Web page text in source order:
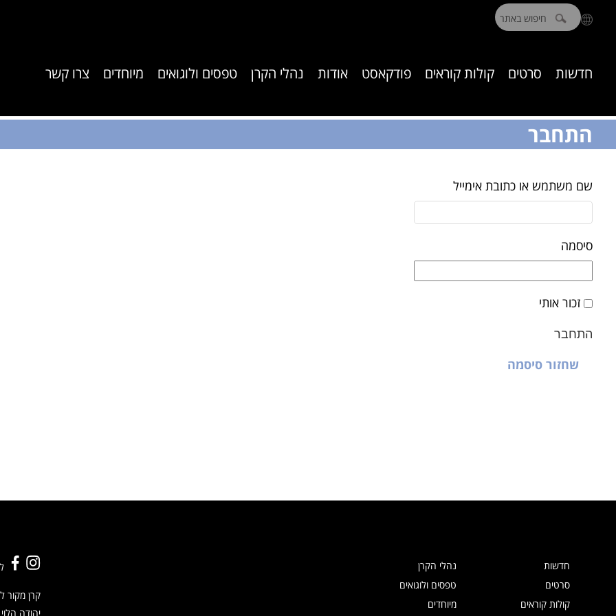
חיפוש:
חדשות סרטים קולות קוראים פודקאסט אודות נהלי הקרן טפסים ולוגואים מיוחדים צרו קשר
התחבר
שם משתמש או כתובת אימייל
סיסמה
זכור אותי
התחבר
שחזור סיסמה
חדשות
סרטים
קולות קוראים
נהלי הקרן
טפסים ולוגואים
מיוחדים
קרן מקור
יהודה הלוי 48,